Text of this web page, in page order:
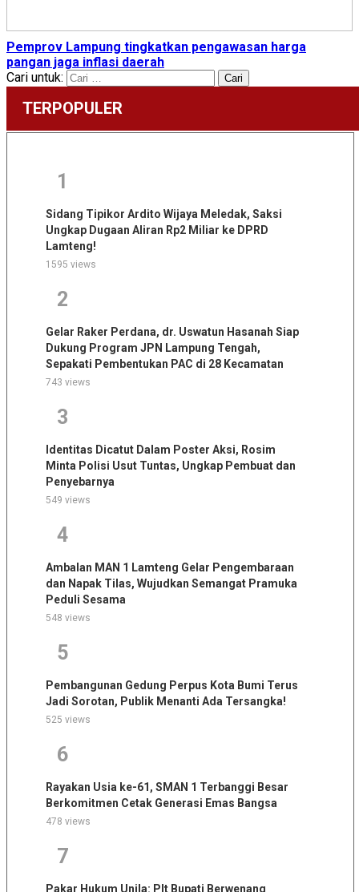
Pemprov Lampung tingkatkan pengawasan harga
pangan jaga inflasi daerah
Cari untuk:
TERPOPULER
1
Sidang Tipikor Ardito Wijaya Meledak, Saksi
Ungkap Dugaan Aliran Rp2 Miliar ke DPRD
Lamteng!
1595 views
2
Gelar Raker Perdana, dr. Uswatun Hasanah Siap
Dukung Program JPN Lampung Tengah,
Sepakati Pembentukan PAC di 28 Kecamatan
743 views
3
Identitas Dicatut Dalam Poster Aksi, Rosim
Minta Polisi Usut Tuntas, Ungkap Pembuat dan
Penyebarnya
549 views
4
Ambalan MAN 1 Lamteng Gelar Pengembaraan
dan Napak Tilas, Wujudkan Semangat Pramuka
Peduli Sesama
548 views
5
Pembangunan Gedung Perpus Kota Bumi Terus
Jadi Sorotan, Publik Menanti Ada Tersangka!
525 views
6
Rayakan Usia ke-61, SMAN 1 Terbanggi Besar
Berkomitmen Cetak Generasi Emas Bangsa
478 views
7
Pakar Hukum Unila: Plt Bupati Berwenang